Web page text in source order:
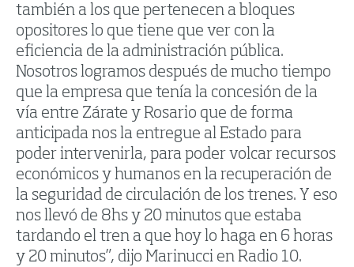
también a los que pertenecen a bloques
opositores lo que tiene que ver con la
eficiencia de la administración pública.
Nosotros logramos después de mucho tiempo
que la empresa que tenía la concesión de la
vía entre Zárate y Rosario que de forma
anticipada nos la entregue al Estado para
poder intervenirla, para poder volcar recursos
económicos y humanos en la recuperación de
la seguridad de circulación de los trenes. Y eso
nos llevó de 8hs y 20 minutos que estaba
tardando el tren a que hoy lo haga en 6 horas
y 20 minutos”, dijo Marinucci en Radio 10.